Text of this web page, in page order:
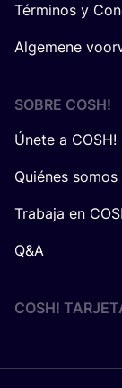
Términos y
Algemene
SOBRE COSH!
Únete a COSH!
Quiénes somos
Trabaja en
Q&A
COSH!